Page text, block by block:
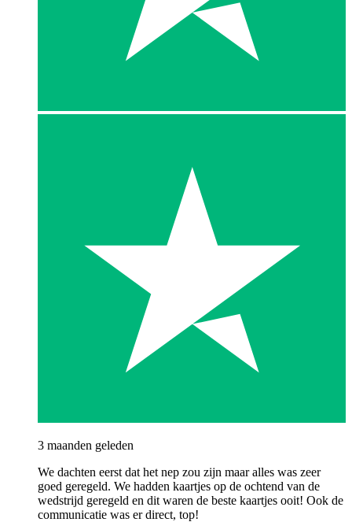
3 maanden geleden
We dachten eerst dat het nep zou zijn maar alles was zeer
goed geregeld. We hadden kaartjes op de ochtend van de
wedstrijd geregeld en dit waren de beste kaartjes ooit! Ook de
communicatie was er direct, top!